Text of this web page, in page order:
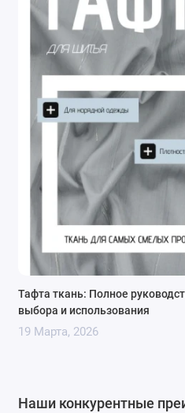
Тафта ткань: Полное
выбора и использования
19 Марта, 2026
Наши конкурентные